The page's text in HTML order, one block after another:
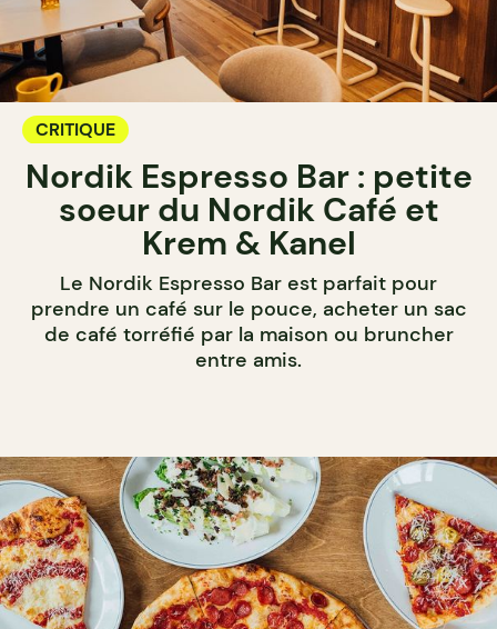
CRITIQUE
Nordik Espresso Bar : petite
soeur du Nordik Café et
Krem & Kanel
Le Nordik Espresso Bar est parfait pour
prendre un café sur le pouce, acheter un sac
de café torréfié par la maison ou bruncher
entre amis.